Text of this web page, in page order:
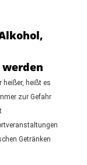
heißt es
zur Gefahr
Getränken